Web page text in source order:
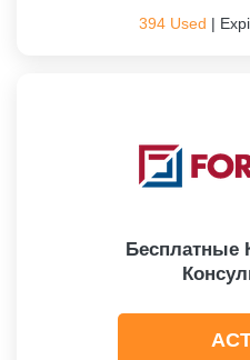
394 Used |
Бесплатные